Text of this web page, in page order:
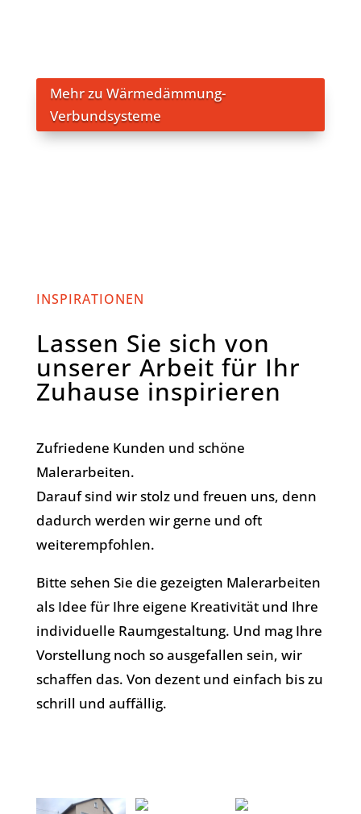
Mehr zu Wärmedämmung-
Verbundsysteme
INSPIRATIONEN
Lassen Sie sich von
unserer Arbeit für Ihr
Zuhause inspirieren
Zufriedene Kunden und schöne
Malerarbeiten.
Darauf sind wir stolz und freuen uns, denn
dadurch werden wir gerne und oft
weiterempfohlen.
Bitte sehen Sie die gezeigten Malerarbeiten
als Idee für Ihre eigene Kreativität und Ihre
individuelle Raumgestaltung. Und mag Ihre
Vorstellung noch so ausgefallen sein, wir
schaffen das. Von dezent und einfach bis zu
schrill und auffällig.